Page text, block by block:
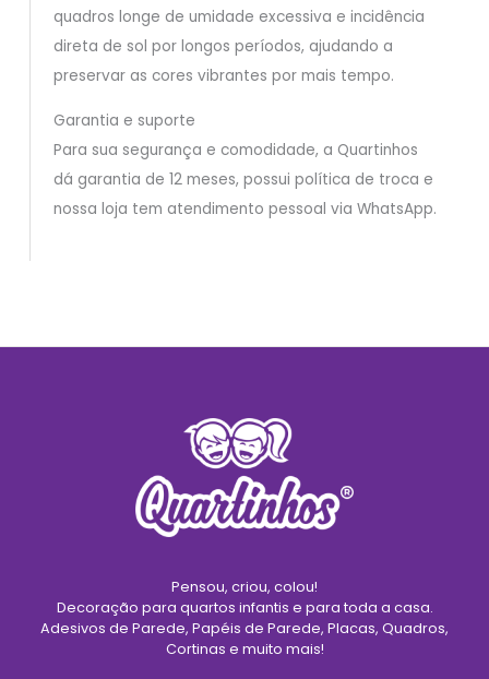
quadros longe de umidade excessiva e incidência
direta de sol por longos períodos, ajudando a
preservar as cores vibrantes por mais tempo.
Garantia e suporte
Para sua segurança e comodidade, a Quartinhos
dá garantia de 12 meses, possui política de troca e
nossa loja tem atendimento pessoal via WhatsApp.
Pensou, criou, colou!
Decoração para quartos infantis e para toda a casa.
Adesivos de Parede, Papéis de Parede, Placas, Quadros,
Cortinas e muito mais!